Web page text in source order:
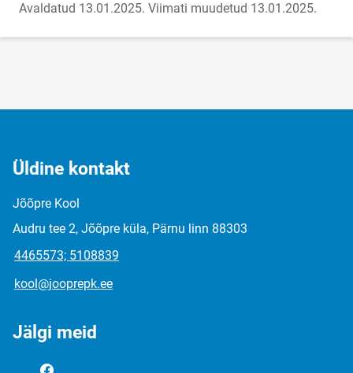
Avaldatud 13.01.2025. Viimati muudetud 13.01.2025.
Üldine kontakt
Jõõpre Kool
Audru tee 2, Jõõpre küla, Pärnu linn 88303
4465573; 5108839
kool@jooprepk.ee
Jälgi meid